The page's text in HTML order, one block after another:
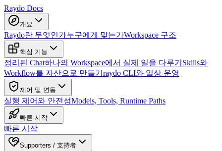
Raydo Docs
개요
Raydo란 무엇인가누구에게 맞는가Workspace 구조
핵심 기능
정리된 Chat하나의 Workspace에서 실제 일을 다루기 Skills와
Workflow를 자산으로 만들기 raydo CLI와 일상 운영
제어 및 연동
실행 제어와 안전성Models, Tools, Runtime Paths
빠른 시작
빠른 시작
Supporters / 支持者